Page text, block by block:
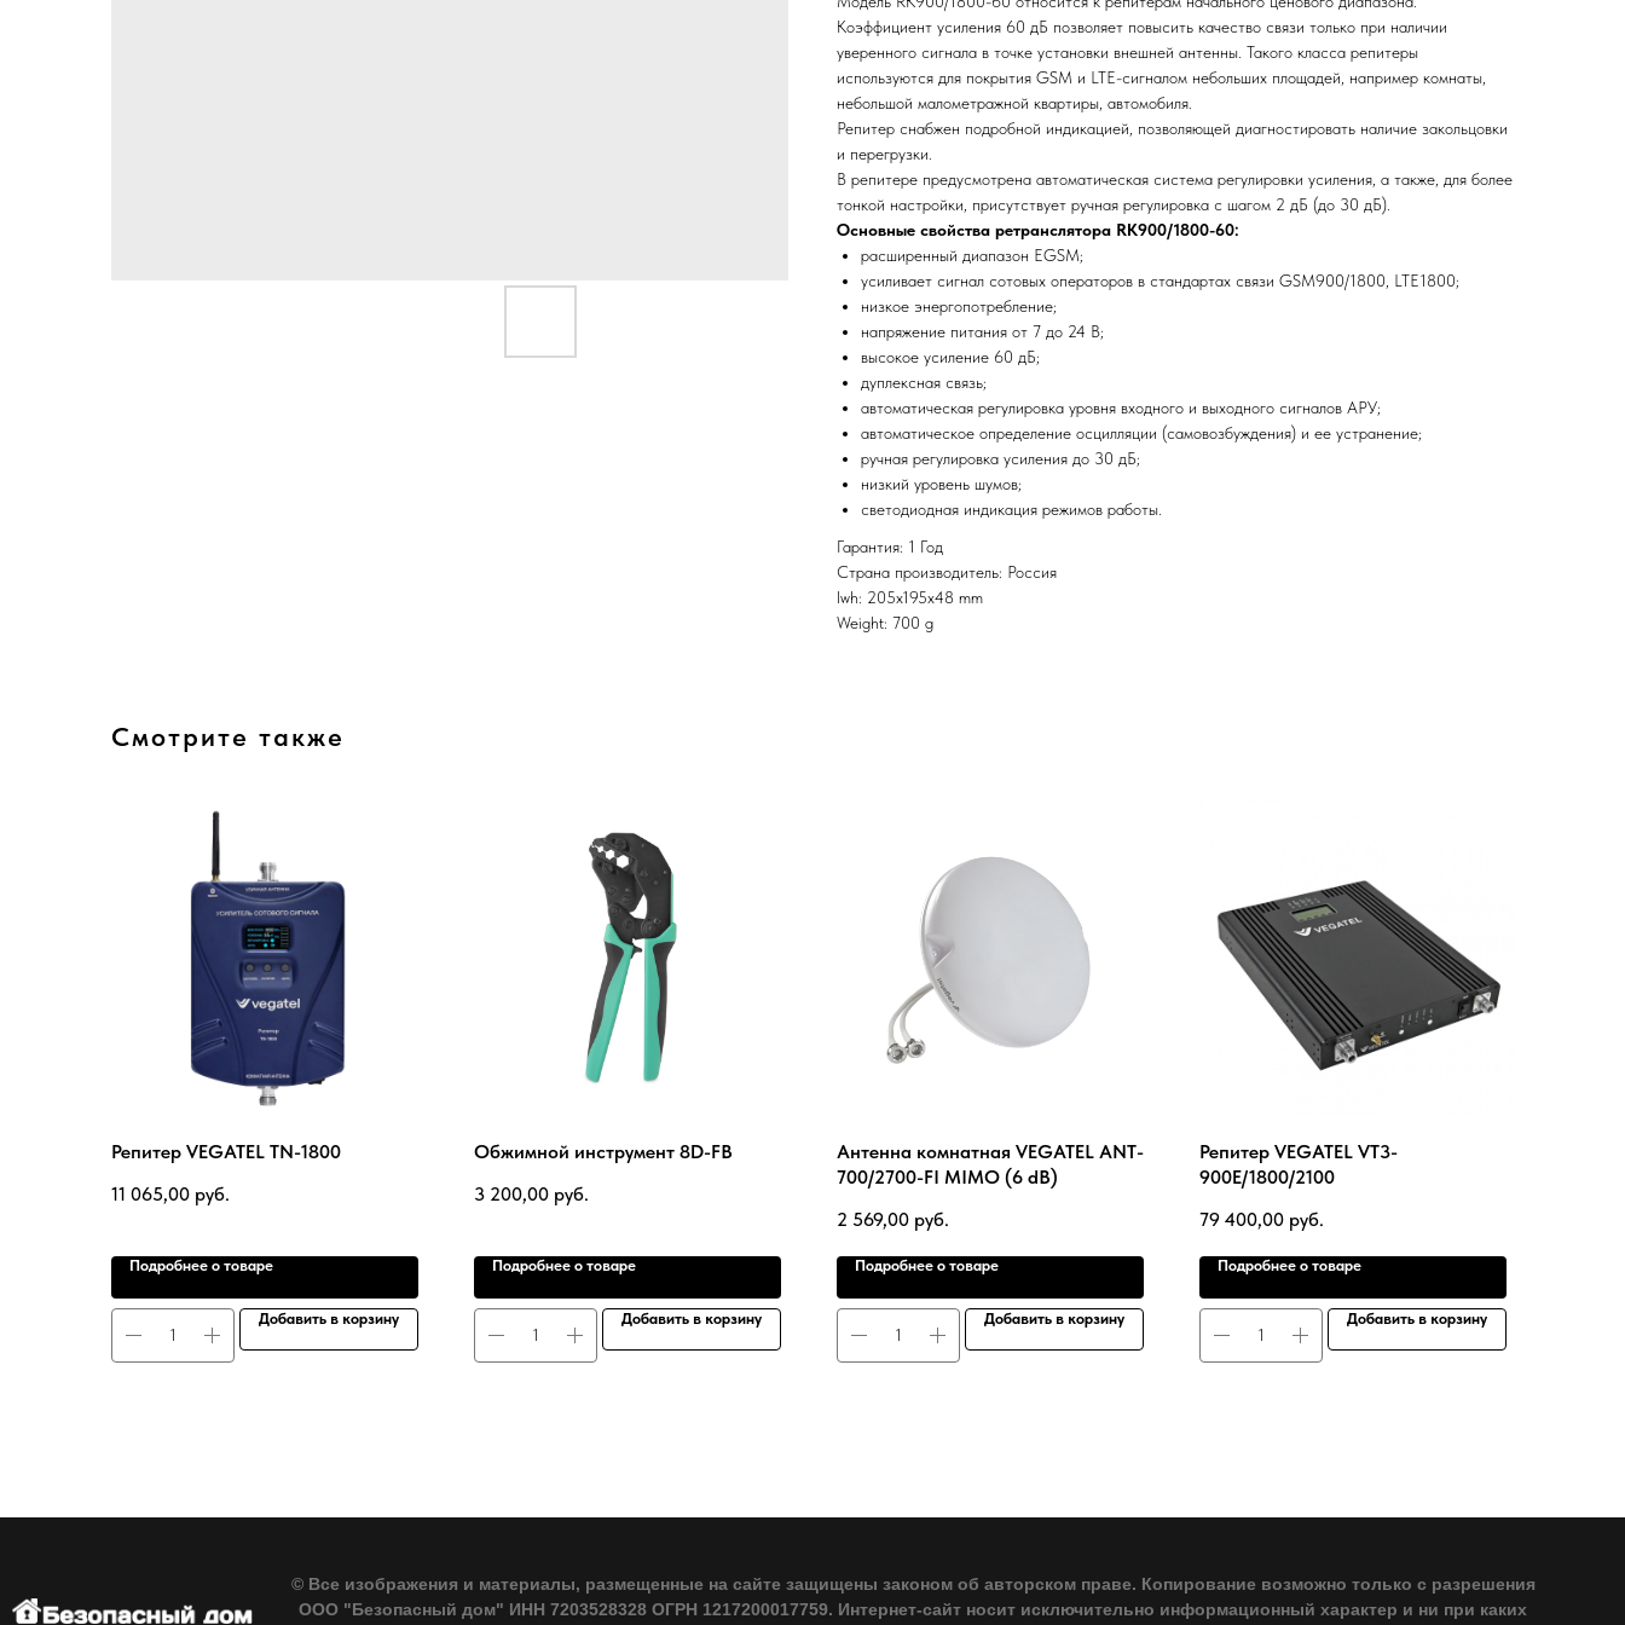
Коэффициент усиления 60 дБ позволяет повысить качество связи только при наличии
уверенного сигнала в точке установки внешней антенны. Такого класса репитеры
используются для покрытия GSM и LTE-сигналом небольших площадей, например комнаты,
небольшой малометражной квартиры, автомобиля.
Репитер снабжен подробной индикацией, позволяющей диагностировать наличие закольцовки
и перегрузки.
В репитере предусмотрена автоматическая система регулировки усиления, а также, для более
тонкой настройки, присутствует ручная регулировка с шагом 2 дБ (до 30 дБ).
Основные свойства ретранслятора RK900/1800-60:
расширенный диапазон EGSM;
усиливает сигнал сотовых операторов в стандартах связи GSM900/1800, LTE1800;
низкое энергопотребление;
напряжение питания от 7 до 24 В;
высокое усиление 60 дБ;
дуплексная связь;
автоматическая регулировка уровня входного и выходного сигналов АРУ;
автоматическое определение осцилляции (самовозбуждения) и ее устранение;
ручная регулировка усиления до 30 дБ;
низкий уровень шумов;
светодиодная индикация режимов работы.
Гарантия: 1 Год
Страна производитель: Россия
lwh: 205x195x48 mm
Weight: 700 g
Смотрите также
Репитер VEGATEL TN-1800
11 065,00 руб.
Подробнее о товаре
Добавить в корзину
Обжимной инструмент 8D-FB
3 200,00 руб.
Подробнее о товаре
Добавить в корзину
Антенна комнатная VEGATEL ANT-
700/2700-FI MIMO (6 dB)
2 569,00 руб.
Подробнее о товаре
Добавить в корзину
Репитер VEGATEL VT3-
900E/1800/2100
79 400,00 руб.
Подробнее о товаре
Добавить в корзину
© Все изображения и материалы, размещенные на сайте защищены законом об авторском праве. Копирование возможно только с разрешения
ООО "Безопасный дом" ИНН 7203528328 ОГРН 1217200017759. Интернет-сайт носит исключительно информационный характер и ни при каких